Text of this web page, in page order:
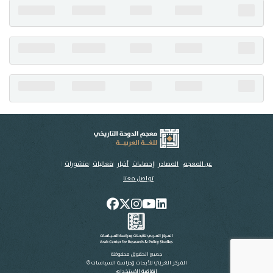
عن المعجم المصادر إحصاءات أخبار فعاليات منشورات
تواصل معنا
جميع الحقوق محفوظة
المركز العربي للأبحاث ودراسة السياسات ©